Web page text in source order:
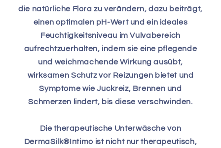
die natürliche Flora zu verändern, dazu beiträgt,
einen optimalen pH-Wert und ein ideales
Feuchtigkeitsniveau im Vulvabereich
aufrechtzuerhalten, indem sie eine pflegende
und weichmachende Wirkung ausübt,
wirksamen Schutz vor Reizungen bietet und
Symptome wie Juckreiz, Brennen und
Schmerzen lindert, bis diese verschwinden.
Die therapeutische Unterwäsche von
DermaSilk®Intimo ist nicht nur therapeutisch,